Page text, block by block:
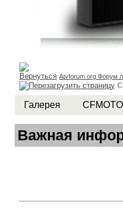
Atvforum.org Форум
Галерея
Важная